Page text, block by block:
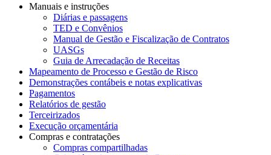
Manuais e instruções
Diárias e passagens
TED e Convênios
Manual de Gestão e Fiscalização de Contratos
UASGs
Guia de Arrecadação de Receitas
Mapeamento de Processo e Gestão de Risco
Demonstrações contábeis e notas explicativas
Pagamentos
Relatórios de gestão
Terceirizados
Execução orçamentária
Compras e contratações
Compras compartilhadas